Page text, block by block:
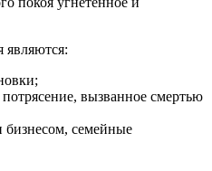
являются:
вызванное смертью
бизнесом, семейные